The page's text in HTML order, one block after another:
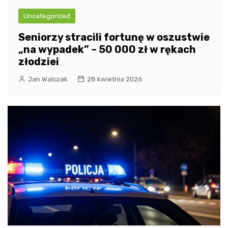
Uncategorized
Seniorzy stracili fortunę w oszustwie
„na wypadek” – 50 000 zł w rękach
złodziei
Jan Walczak 28 kwietnia 2026